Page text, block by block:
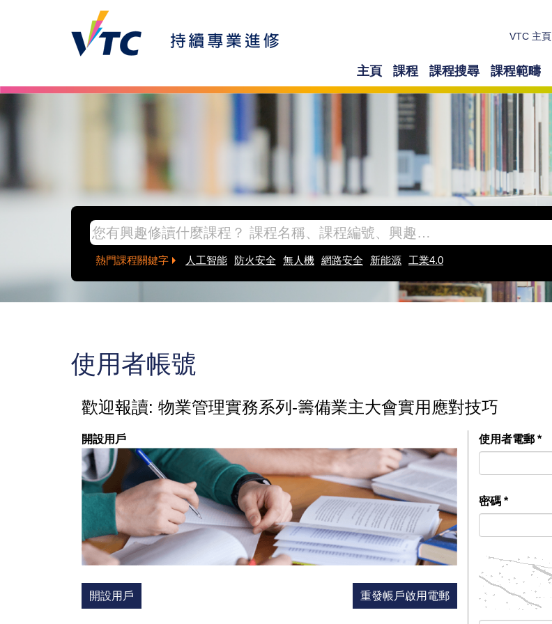
Skip to main content
VTC 主頁
主頁 課程 課程搜尋 課程範疇
熱門課程關鍵字 人工智能 防火安全 無人機 網路安全 新能源 工業4.0
使用者帳號
歡迎報讀: 物業管理實務系列-籌備業主大會實用應對技巧
開設用戶
開設用戶 重發帳戶啟用電郵
使用者電郵 *
密碼 *